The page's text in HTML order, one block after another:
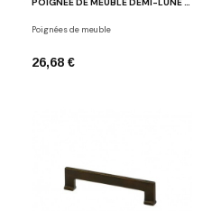
POIGNÉE DE MEUBLE DEMI-LUNE VIRGE
Poignées de meuble
26,68 €